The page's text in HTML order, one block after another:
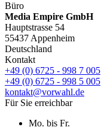
Büro
Media Empire GmbH
Hauptstrasse 54
55437 Appenheim
Deutschland
Kontakt
+49 (0) 6725 - 998 7 005
+49 (0) 6725 - 998 5 005
kontakt@vorwahl.de
Für Sie erreichbar
Mo. bis Fr.